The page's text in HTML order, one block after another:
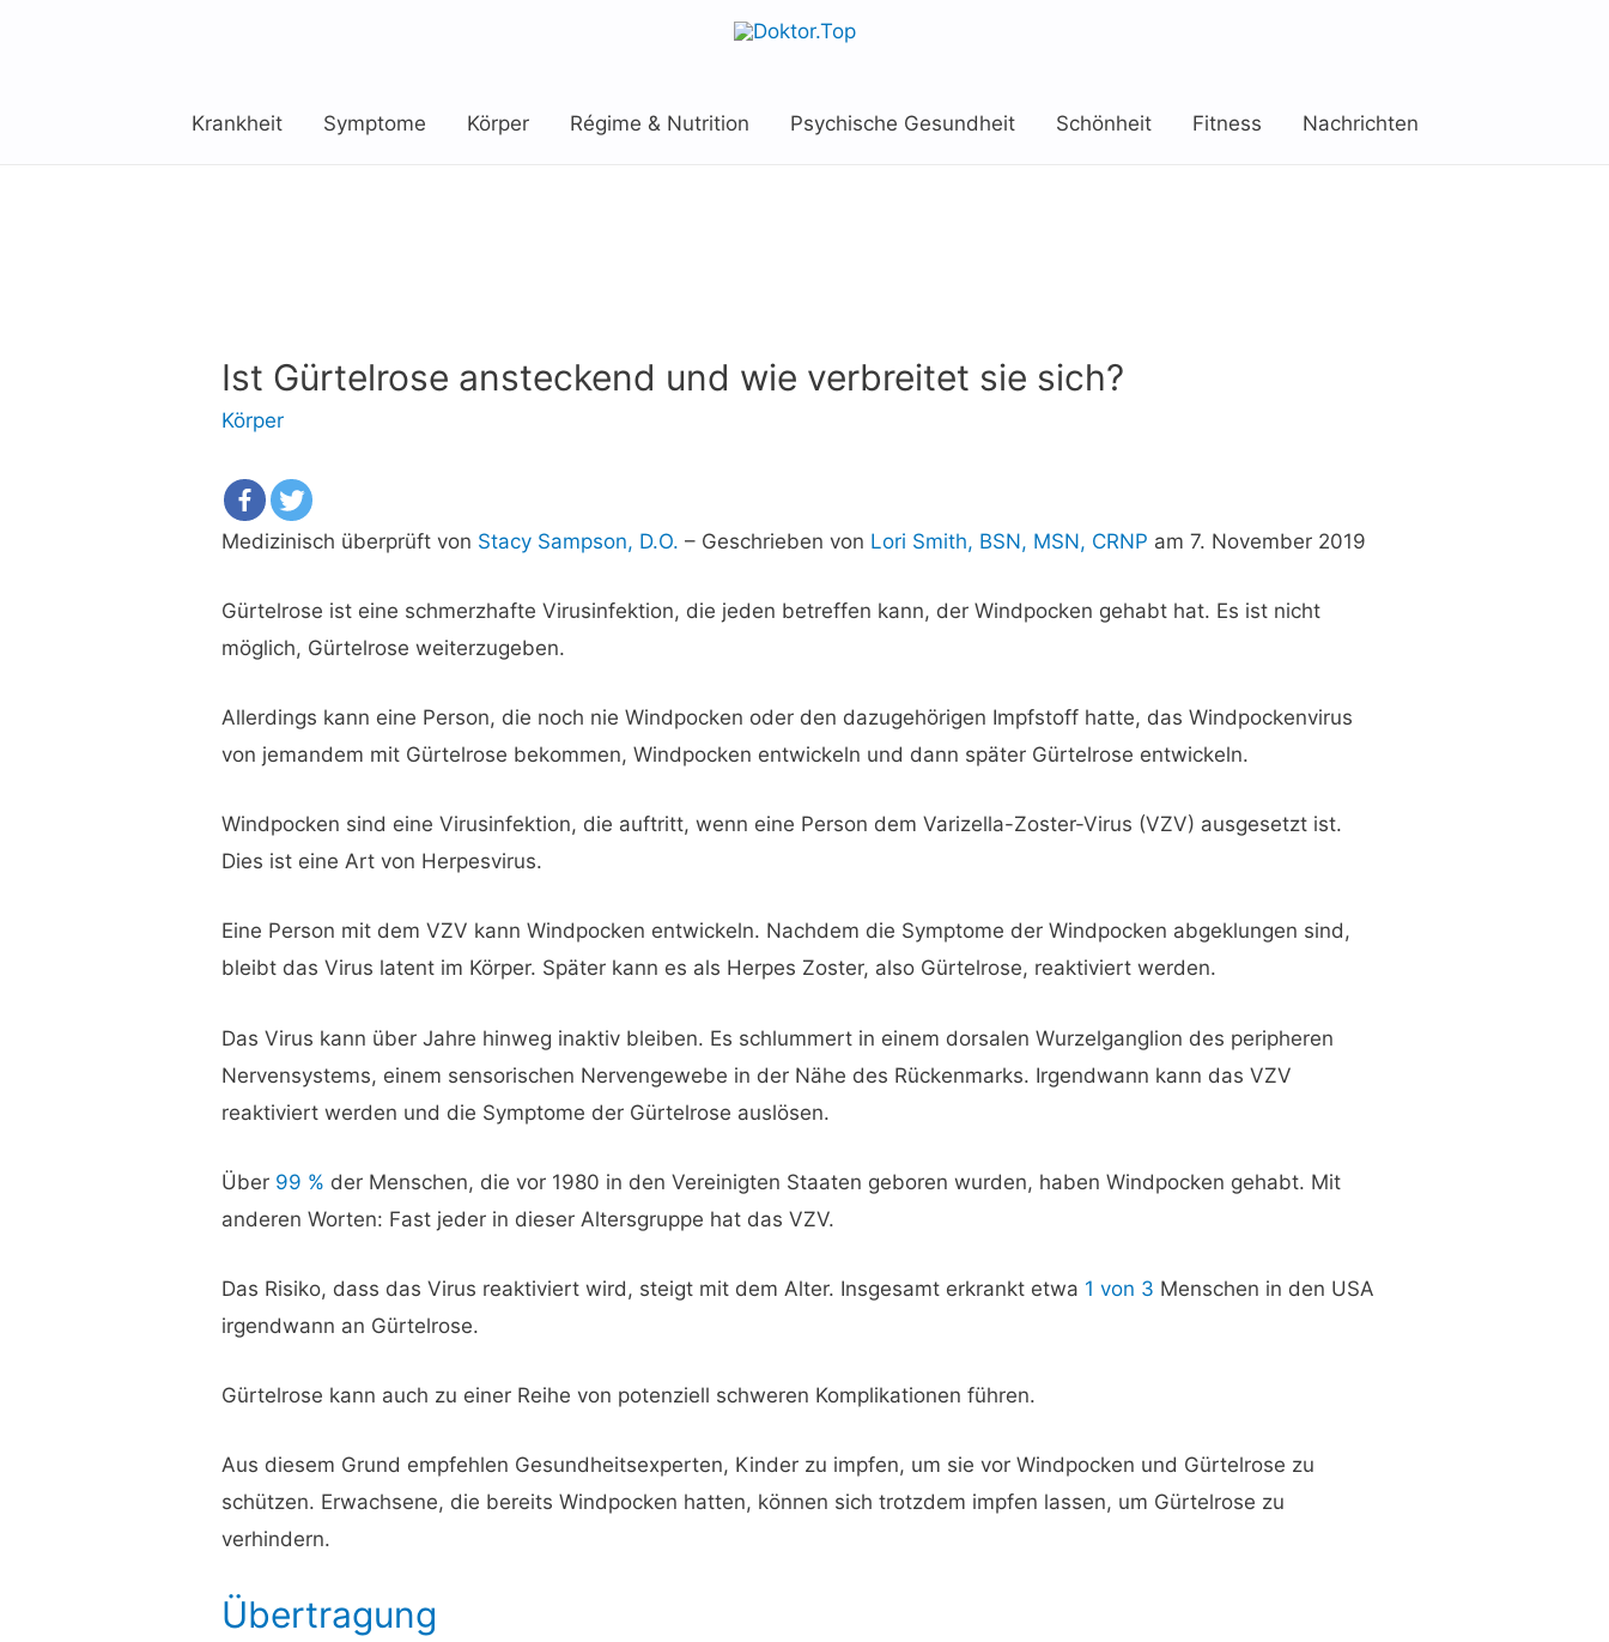
Krankheit Symptome Körper Régime & Nutrition Psychische Gesundheit Schönheit Fitness Nachrichten
Ist Gürtelrose ansteckend und wie verbreitet sie sich?
Körper
Medizinisch überprüft von Stacy Sampson, D.O. – Geschrieben von Lori Smith, BSN, MSN, CRNP am 7. November 2019
Gürtelrose ist eine schmerzhafte Virusinfektion, die jeden betreffen kann, der Windpocken gehabt hat. Es ist nicht
möglich, Gürtelrose weiterzugeben.
Allerdings kann eine Person, die noch nie Windpocken oder den dazugehörigen Impfstoff hatte, das Windpockenvirus
von jemandem mit Gürtelrose bekommen, Windpocken entwickeln und dann später Gürtelrose entwickeln.
Windpocken sind eine Virusinfektion, die auftritt, wenn eine Person dem Varizella-Zoster-Virus (VZV) ausgesetzt ist.
Dies ist eine Art von Herpesvirus.
Eine Person mit dem VZV kann Windpocken entwickeln. Nachdem die Symptome der Windpocken abgeklungen sind,
bleibt das Virus latent im Körper. Später kann es als Herpes Zoster, also Gürtelrose, reaktiviert werden.
Das Virus kann über Jahre hinweg inaktiv bleiben. Es schlummert in einem dorsalen Wurzelganglion des peripheren
Nervensystems, einem sensorischen Nervengewebe in der Nähe des Rückenmarks. Irgendwann kann das VZV
reaktiviert werden und die Symptome der Gürtelrose auslösen.
Über 99 % der Menschen, die vor 1980 in den Vereinigten Staaten geboren wurden, haben Windpocken gehabt. Mit
anderen Worten: Fast jeder in dieser Altersgruppe hat das VZV.
Das Risiko, dass das Virus reaktiviert wird, steigt mit dem Alter. Insgesamt erkrankt etwa 1 von 3 Menschen in den USA
irgendwann an Gürtelrose.
Gürtelrose kann auch zu einer Reihe von potenziell schweren Komplikationen führen.
Aus diesem Grund empfehlen Gesundheitsexperten, Kinder zu impfen, um sie vor Windpocken und Gürtelrose zu
schützen. Erwachsene, die bereits Windpocken hatten, können sich trotzdem impfen lassen, um Gürtelrose zu
verhindern.
Übertragung